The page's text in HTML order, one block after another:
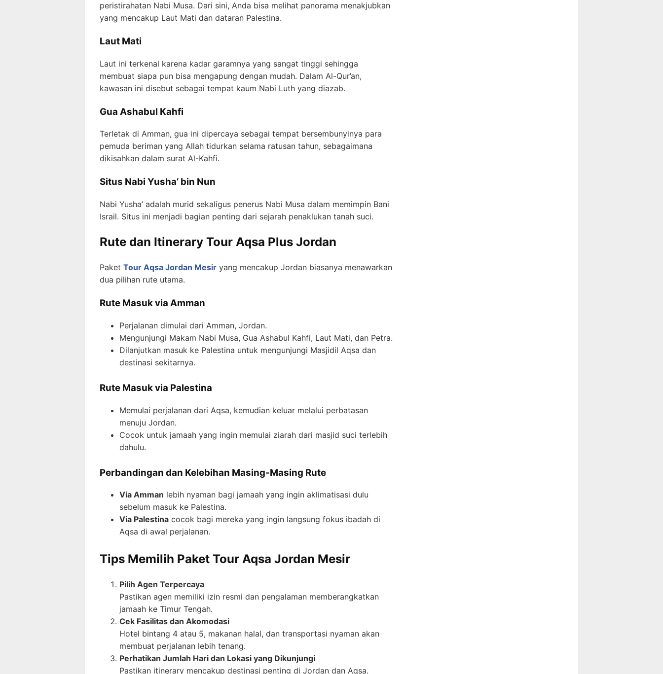
peristirahatan Nabi Musa. Dari sini, Anda bisa melihat panorama menakjubkan
yang mencakup Laut Mati dan dataran Palestina.
Laut Mati
Laut ini terkenal karena kadar garamnya yang sangat tinggi sehingga
membuat siapa pun bisa mengapung dengan mudah. Dalam Al-Qur’an,
kawasan ini disebut sebagai tempat kaum Nabi Luth yang diazab.
Gua Ashabul Kahfi
Terletak di Amman, gua ini dipercaya sebagai tempat bersembunyinya para
pemuda beriman yang Allah tidurkan selama ratusan tahun, sebagaimana
dikisahkan dalam surat Al-Kahfi.
Situs Nabi Yusha’ bin Nun
Nabi Yusha’ adalah murid sekaligus penerus Nabi Musa dalam memimpin Bani
Israil. Situs ini menjadi bagian penting dari sejarah penaklukan tanah suci.
Rute dan Itinerary Tour Aqsa Plus Jordan
Paket Tour Aqsa Jordan Mesir yang mencakup Jordan biasanya menawarkan
dua pilihan rute utama.
Rute Masuk via Amman
Perjalanan dimulai dari Amman, Jordan.
Mengunjungi Makam Nabi Musa, Gua Ashabul Kahfi, Laut Mati, dan Petra.
Dilanjutkan masuk ke Palestina untuk mengunjungi Masjidil Aqsa dan
destinasi sekitarnya.
Rute Masuk via Palestina
Memulai perjalanan dari Aqsa, kemudian keluar melalui perbatasan
menuju Jordan.
Cocok untuk jamaah yang ingin memulai ziarah dari masjid suci terlebih
dahulu.
Perbandingan dan Kelebihan Masing-Masing Rute
Via Amman lebih nyaman bagi jamaah yang ingin aklimatisasi dulu
sebelum masuk ke Palestina.
Via Palestina cocok bagi mereka yang ingin langsung fokus ibadah di
Aqsa di awal perjalanan.
Tips Memilih Paket Tour Aqsa Jordan Mesir
Pilih Agen Terpercaya
Pastikan agen memiliki izin resmi dan pengalaman memberangkatkan
jamaah ke Timur Tengah.
Cek Fasilitas dan Akomodasi
Hotel bintang 4 atau 5, makanan halal, dan transportasi nyaman akan
membuat perjalanan lebih tenang.
Perhatikan Jumlah Hari dan Lokasi yang Dikunjungi
Pastikan itinerary mencakup destinasi penting di Jordan dan Aqsa.